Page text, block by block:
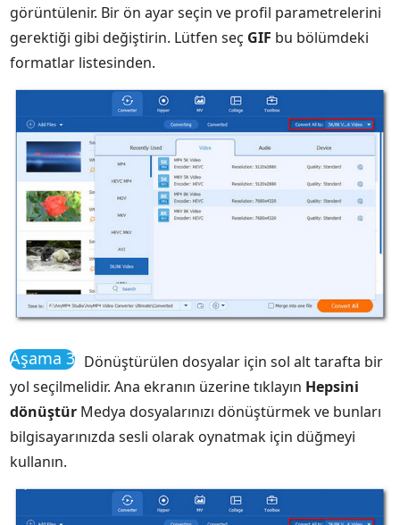
görüntülenir. Bir ön ayar seçin ve profil parametrelerini
gerektiği gibi değiştirin. Lütfen seç GIF bu bölümdeki
formatlar listesinden.
Aşama 3 Dönüştürülen dosyalar için sol alt tarafta bir
yol seçilmelidir. Ana ekranın üzerine tıklayın Hepsini
dönüştür Medya dosyalarınızı dönüştürmek ve bunları
bilgisayarınızda sesli olarak oynatmak için düğmeyi
kullanın.